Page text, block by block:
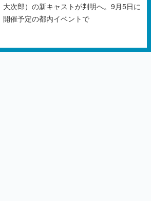
大次郎）の新キャストが判明へ。9月5日に
開催予定の都内イベントで